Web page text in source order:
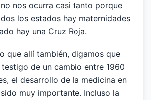
nos ocurra casi tanto porque
los estados hay maternidades
hay una Cruz Roja.
que allí también, digamos que
de un cambio entre 1960
el desarrollo de la medicina en
muy importante. Incluso la